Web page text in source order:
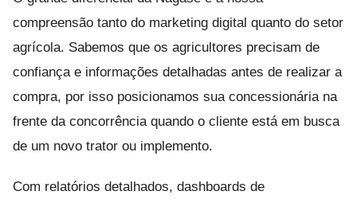
compreensão tanto do marketing digital quanto do setor
agrícola. Sabemos que os agricultores precisam de
confiança e informações detalhadas antes de realizar a
compra, por isso posicionamos sua concessionária na
frente da concorrência quando o cliente está em busca
de um novo trator ou implemento.
Com relatórios detalhados, dashboards de